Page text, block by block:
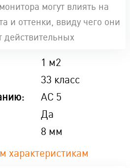
могут влиять на
и оттенки, ввиду чего они
действительных
1 м2
33 класс
AC 5
Да
8 мм
характеристикам